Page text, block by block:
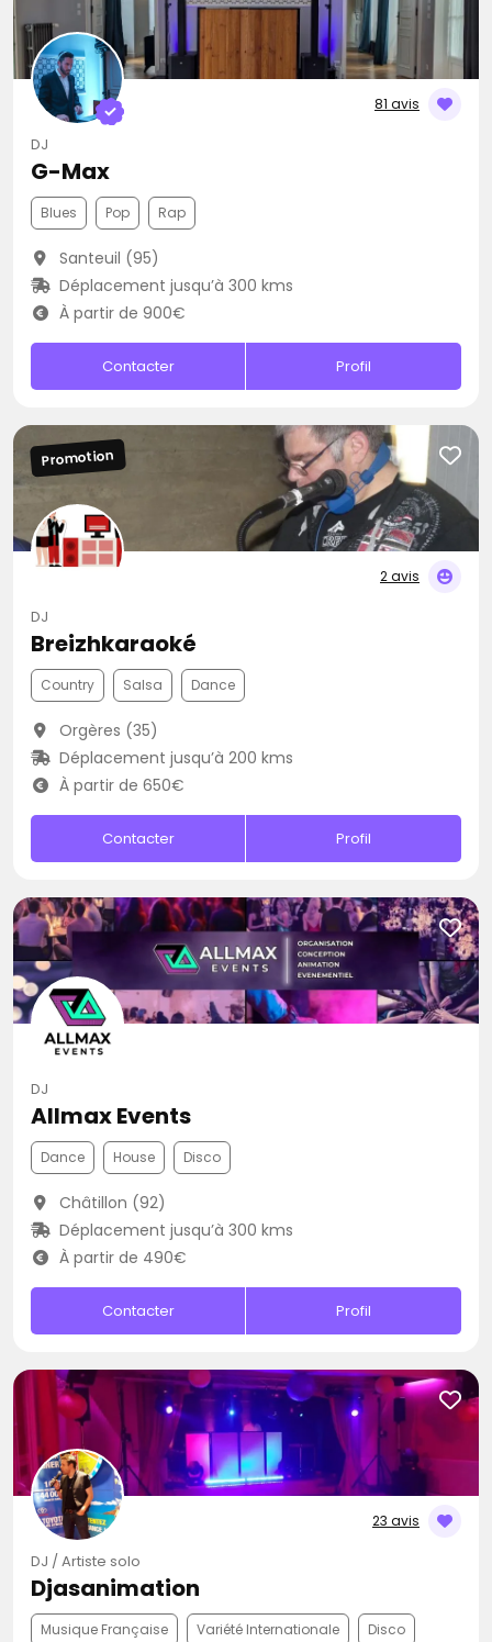
81 avis
DJ
G-Max
Blues Pop Rap
Santeuil (95)
Déplacement jusqu’à 300 kms
À partir de 900€
Contacter Profil
2 avis
Promotion
DJ
Breizhkaraoké
Country Salsa Dance
Orgères (35)
Déplacement jusqu’à 200 kms
À partir de 650€
Contacter Profil
DJ
Allmax Events
Dance House Disco
Châtillon (92)
Déplacement jusqu’à 300 kms
À partir de 490€
Contacter Profil
23 avis
DJ / Artiste solo
Djasanimation
Musique Française Variété Internationale Disco